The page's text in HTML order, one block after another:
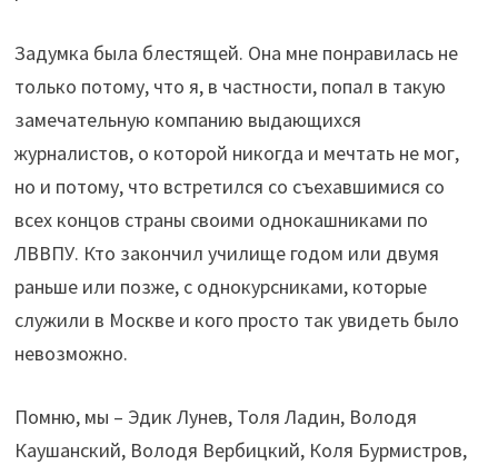
Задумка была блестящей. Она мне понравилась не
только потому, что я, в частности, попал в такую
замечательную компанию выдающихся
журналистов, о которой никогда и мечтать не мог,
но и потому, что встретился со съехавшимися со
всех концов страны своими однокашниками по
ЛВВПУ. Кто закончил училище годом или двумя
раньше или позже, с однокурсниками, которые
служили в Москве и кого просто так увидеть было
невозможно.
Помню, мы – Эдик Лунев, Толя Ладин, Володя
Каушанский, Володя Вербицкий, Коля Бурмистров,